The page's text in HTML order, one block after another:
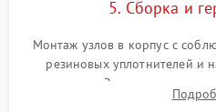
5. Сборка и
Монтаж узлов в корпус с
резиновых уплотнителей и
смазки. Заполнение
осушенным азотом для